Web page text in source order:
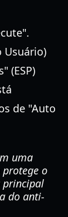
Usuário)
(ESP)
de "Auto
uma
o
principal
do anti-